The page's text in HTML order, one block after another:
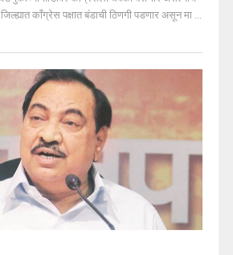
काँग्रेस पक्षात बंडाची ठिणगी पडणार असून मा ...